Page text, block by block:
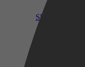
SkyShowtime